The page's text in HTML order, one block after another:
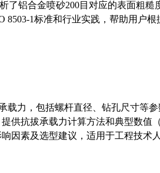
铝合金喷砂200目对应的表面粗糙
8503-1标准和行业实践，帮助用户
载力，包括螺杆直径、钻孔尺寸等
提供抗拔承载力计算方法和典型数值
因素及选型建议，适用于工程技术人